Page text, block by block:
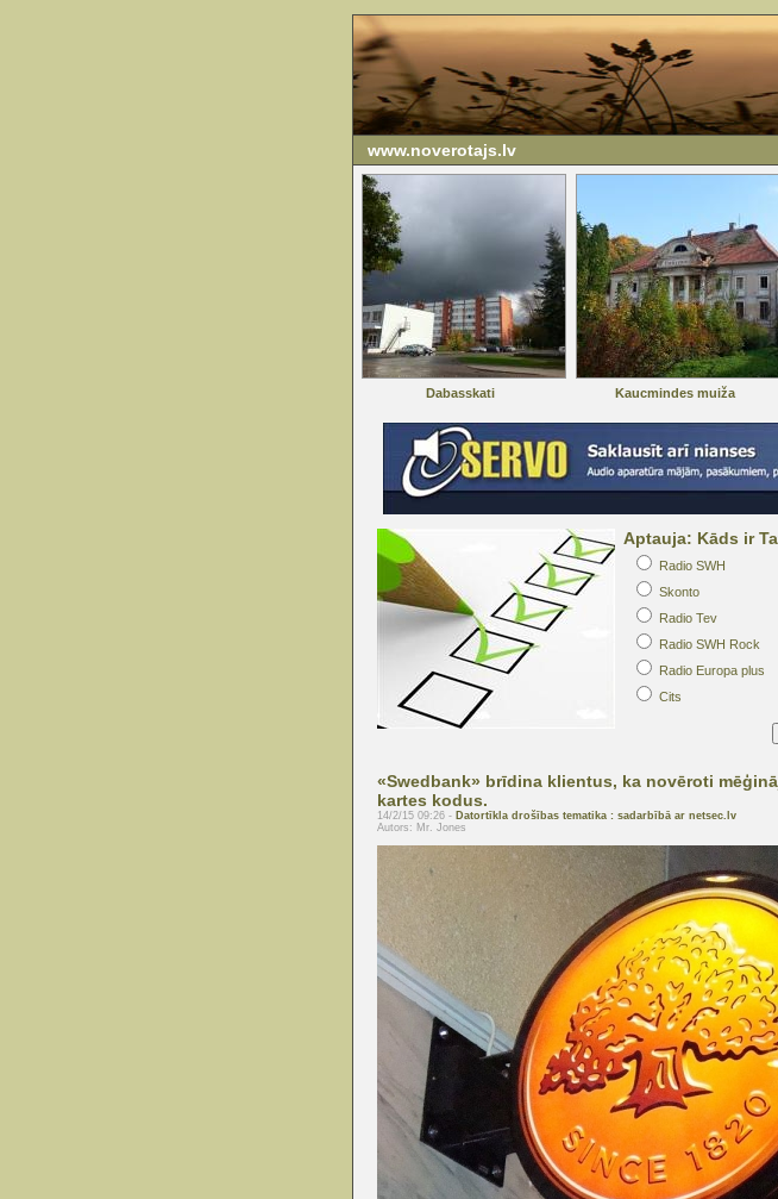
www.noverotajs.lv
Dabasskati Kaucmindes muiža
Aptauja: Kāds ir
Radio SWH
Skonto
Radio Tev
Radio SWH Rock
Radio Europa plus
Cits
«Swedbank» brīdina klientus, ka novēroti
kartes kodus.
14/2/15 09:26 - Datortīkla drošības tematika : sadarbībā ar netsec.lv
Autors: Mr. Jones